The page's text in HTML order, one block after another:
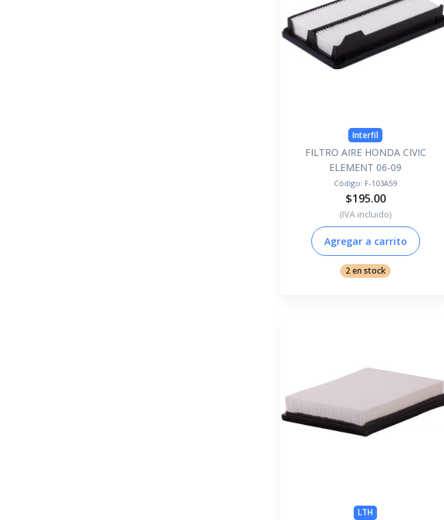
Interfil
FILTRO AIRE HONDA CIVIC
ELEMENT 06-09
Código: F-103A59
$195.00
(IVA incluido)
Agregar a carrito
2 en stock
LTH